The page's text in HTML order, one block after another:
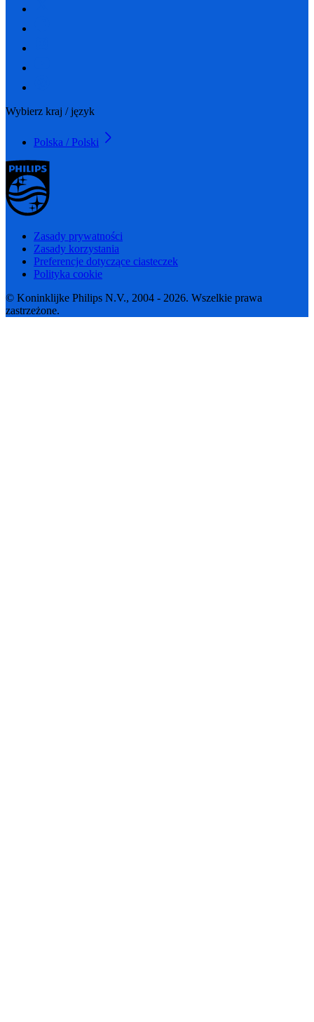
Wybierz kraj / język
Polska / Polski
Zasady prywatności
Zasady korzystania
Preferencje dotyczące ciasteczek
Polityka cookie
© Koninklijke Philips N.V., 2004 - 2026. Wszelkie prawa
zastrzeżone.